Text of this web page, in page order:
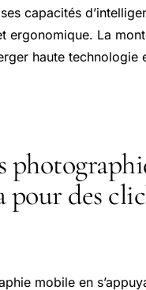
capacités
ergonomique. La
haute technologie
pour des
mobile en